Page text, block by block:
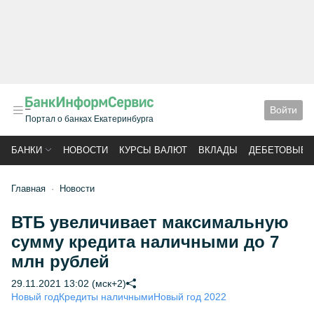
Портал о банках Екатеринбурга
Войти
БАНКИ НОВОСТИ КУРСЫ ВАЛЮТ ВКЛАДЫ ДЕБЕТОВЫЕ
Главная Новости
ВТБ увеличивает максимальную
сумму кредита наличными до 7
млн рублей
29.11.2021 13:02 (мск+2)
Новый годКредиты наличнымиНовый год 2022